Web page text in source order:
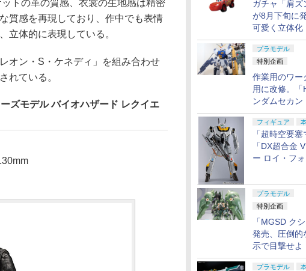
ガチャ「肩ズ
が8月下旬に
可愛く立体化
プラモデル
特別企画
作業用のワー
用に改修。
ンダムセカン
分が予約受付
ース撮り下ろ
フィギュア
「超時空要
「DX超合金
ー ロイ・フォ
プラモデル
特別企画
「MGSD ク
発売、圧倒的
示で目撃せよ
ース撮り下ろ
プラモデル
トの革の質感、衣裳の生地感は精密
質感を再現しており、作中でも表情
立体的に表現している。
オン・S・ケネディ」を組み合わせ
れている。
ズモデル バイオハザード レクイエ